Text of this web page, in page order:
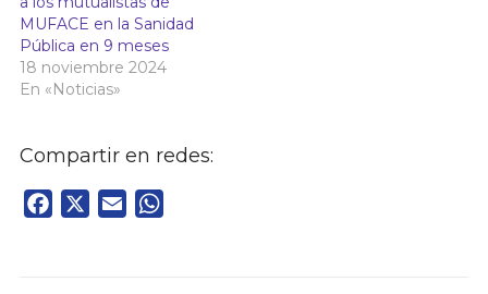
MUFACE en la Sanidad
Pública en 9 meses
18 noviembre 2024
En «Noticias»
Compartir en redes:
Facebook Email